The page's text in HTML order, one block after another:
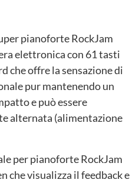
pianoforte RockJam
elettronica con 61 tasti
che offre la sensazione di
pur mantenendo un
e può essere
alternata (alimentazione
per pianoforte RockJam
che visualizza il feedback e